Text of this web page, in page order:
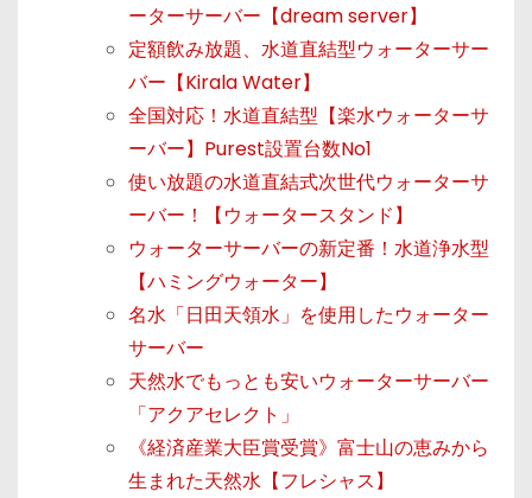
ーターサーバー【dream server】
定額飲み放題、水道直結型ウォーターサー
バー【Kirala Water】
全国対応！水道直結型【楽水ウォーターサ
ーバー】Purest設置台数No1
使い放題の水道直結式次世代ウォーターサ
ーバー！【ウォータースタンド】
ウォーターサーバーの新定番！水道浄水型
【ハミングウォーター】
名水「日田天領水」を使用したウォーター
サーバー
天然水でもっとも安いウォーターサーバー
「アクアセレクト」
《経済産業大臣賞受賞》富士山の恵みから
生まれた天然水【フレシャス】